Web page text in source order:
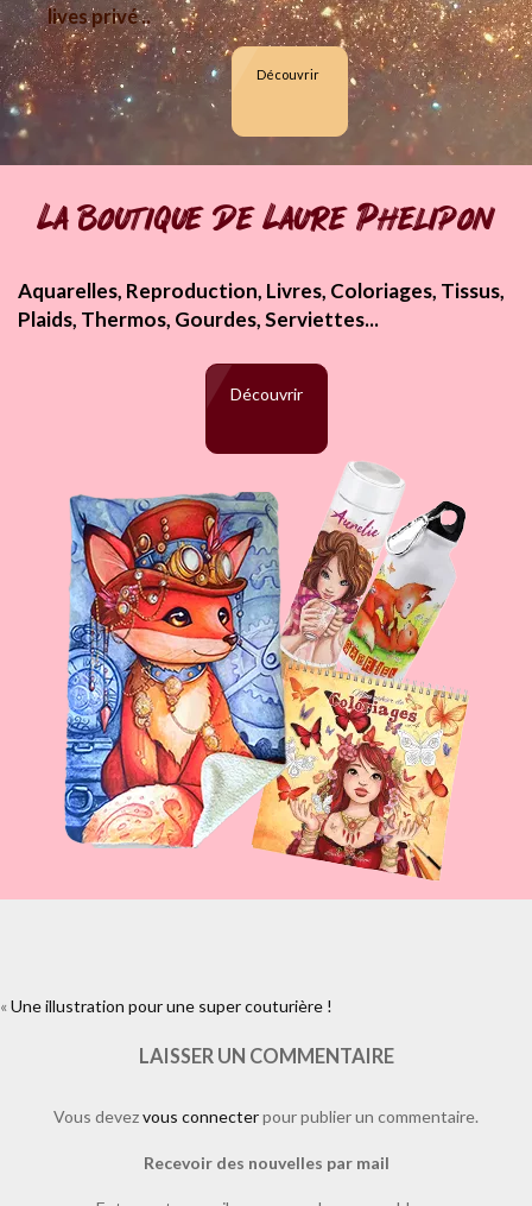
lives privé ..
Découvrir
La boutique de Laure Phelipon
Aquarelles, Reproduction, Livres, Coloriages, Tissus,
Plaids, Thermos, Gourdes, Serviettes...
Découvrir
https://www.facebook.com/plugins/like.php?
illustrations.com%2F2013%2F08%2Fune-illustration-pour-une-super-
«Une illustration pour une super couturière !
LAISSER UN COMMENTAIRE
Vous devezvous connecterpour publier un commentaire.
Recevoir des nouvelles par mail